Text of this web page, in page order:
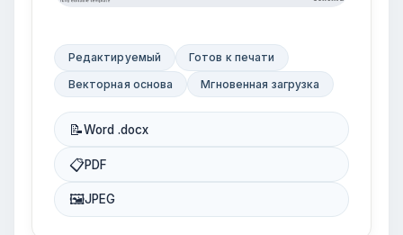
Редактируемый
Готов к печати
Векторная основа
Мгновенная загрузка
📝Word .docx
📋PDF
🖼JPEG